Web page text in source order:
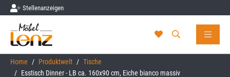
Skip to main content
Stellenanzeigen
You are here:
Home Produktwelt
Tische
Esstisch Dinner - LB ca. 160x90 cm, Eiche bianco massiv